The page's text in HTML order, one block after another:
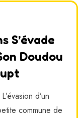
S’évade
Doudou
d’un
commune de